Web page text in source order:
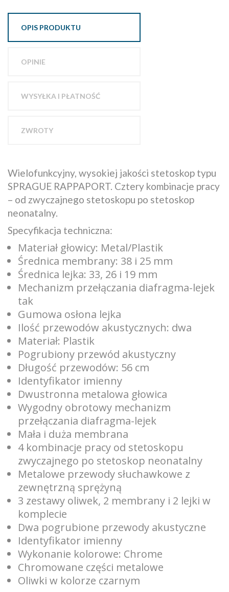
OPIS PRODUKTU
OPINIE
WYSYŁKA I PŁATNOŚĆ
ZWROTY
Wielofunkcyjny, wysokiej jakości stetoskop typu
SPRAGUE RAPPAPORT. Cztery kombinacje pracy
– od zwyczajnego stetoskopu po stetoskop
neonatalny.
Specyfikacja techniczna:
Materiał głowicy: Metal/Plastik
Średnica membrany: 38 i 25 mm
Średnica lejka: 33, 26 i 19 mm
Mechanizm przełączania diafragma-lejek
tak
Gumowa osłona lejka
Ilość przewodów akustycznych: dwa
Materiał: Plastik
Pogrubiony przewód akustyczny
Długość przewodów: 56 cm
Identyfikator imienny
Dwustronna metalowa głowica
Wygodny obrotowy mechanizm
przełączania diafragma-lejek
Mała i duża membrana
4 kombinacje pracy od stetoskopu
zwyczajnego po stetoskop neonatalny
Metalowe przewody słuchawkowe z
zewnętrzną sprężyną
3 zestawy oliwek, 2 membrany i 2 lejki w
komplecie
Dwa pogrubione przewody akustyczne
Identyfikator imienny
Wykonanie kolorowe: Chrome
Chromowane części metalowe
Oliwki w kolorze czarnym